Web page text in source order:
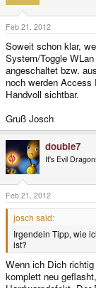
Feb 21, 2012
Soweit schon klar,
System/Toggle
angeschaltet bzw.
noch werden Access
Handvoll sichtbar.
Gruß Josch
double7
It's Evil
Feb 21, 2012
josch said:
Irgendein Tipp, wie
ist?
Wenn ich Dich
komplett neu